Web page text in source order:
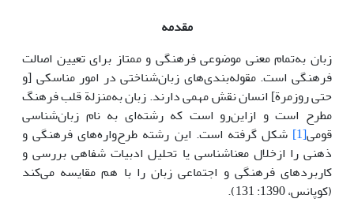
مقدمه
زبان به‌تمام معنی موضوعی فرهنگی و ممتاز برای تعیین اصالت
فرهنگی است. مقوله‌بندی‌های زبان‌شناختی در امور مناسکی [و
حتی روزمرة] انسان نقش مهمی دارند. زبان به‌منزلة قلب فرهنگ
مطرح است و ازاین‌رو است که رشته‌ای به نام زبان‌شناسی
قومی[1]
شکل گرفته است. این رشته طرح‌واره‌های فرهنگی و
ذهنی را ازخلال معناشناسی یا تحلیل ادبیات شفاهی بررسی و
کاربردهای فرهنگی و اجتماعی زبان را با هم مقایسه می‌کند
(کوپانس، 1390: 131).